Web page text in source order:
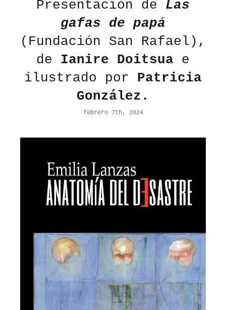
Presentación de Las
gafas de papá
(Fundación San Rafael),
de Ianire Doitsua e
ilustrado por Patricia
González.
febrero 7th, 2024